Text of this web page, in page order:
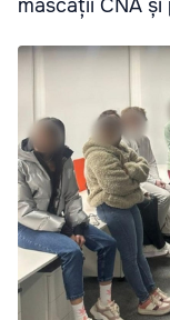
mascații CNA